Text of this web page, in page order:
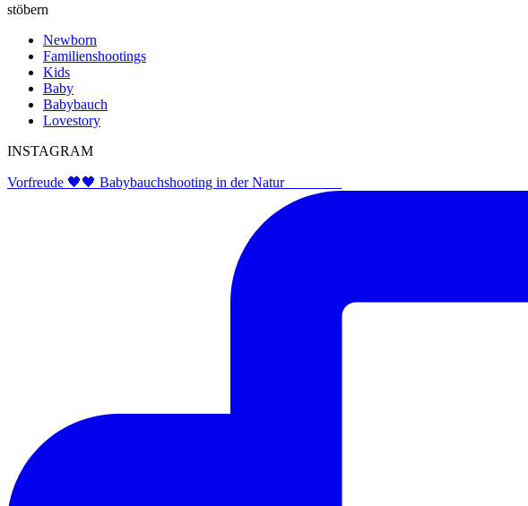
stöbern
Newborn
Familienshootings
Kids
Baby
Babybauch
Lovestory
INSTAGRAM
Vorfreude 🖤🖤 Babybauchshooting in der Natur ⠀⠀⠀⠀⠀